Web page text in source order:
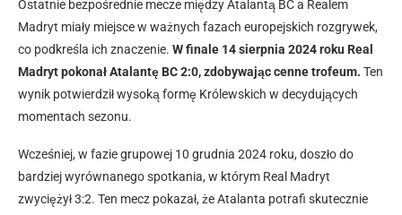
Ostatnie bezpośrednie mecze między Atalantą BC a Realem
Madryt miały miejsce w ważnych fazach europejskich rozgrywek,
co podkreśla ich znaczenie. W finale 14 sierpnia 2024 roku Real
Madryt pokonał Atalantę BC 2:0, zdobywając cenne trofeum. Ten
wynik potwierdził wysoką formę Królewskich w decydujących
momentach sezonu.
Wcześniej, w fazie grupowej 10 grudnia 2024 roku, doszło do
bardziej wyrównanego spotkania, w którym Real Madryt
zwyciężył 3:2. Ten mecz pokazał, że Atalanta potrafi skutecznie